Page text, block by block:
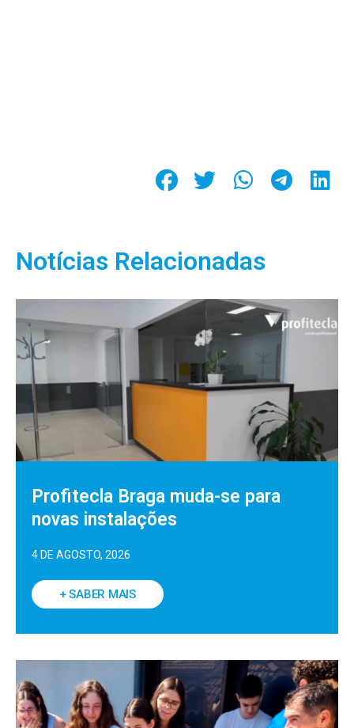
Notícias Relacionadas
Profitecla Braga muda-se para
novas instalações
4 DE AGOSTO, 2026
+ SABER MAIS